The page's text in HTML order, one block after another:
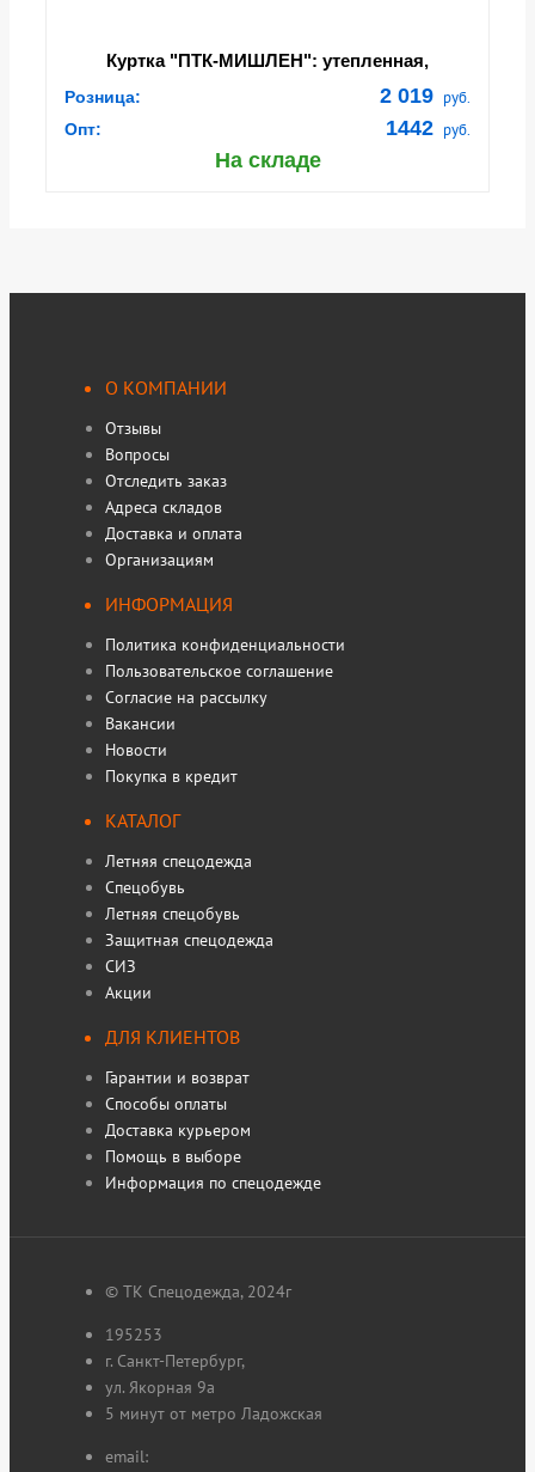
Куртка "ПТК-МИШЛЕН": утепленная,
Розница: 2 019 руб.
Опт: 1442 руб.
На складе
О КОМПАНИИ
Отзывы
Вопросы
Отследить заказ
Адреса складов
Доставка и оплата
Организациям
ИНФОРМАЦИЯ
Политика конфиденциальности
Пользовательское соглашение
Согласие на рассылку
Вакансии
Новости
Покупка в кредит
КАТАЛОГ
Летняя спецодежда
Спецобувь
Летняя спецобувь
Защитная спецодежда
СИЗ
Акции
ДЛЯ КЛИЕНТОВ
Гарантии и возврат
Способы оплаты
Доставка курьером
Помощь в выборе
Информация по спецодежде
© ТК Спецодежда, 2024г
195253
г. Санкт-Петербург,
ул. Якорная 9а
5 минут от метро Ладожская
email: